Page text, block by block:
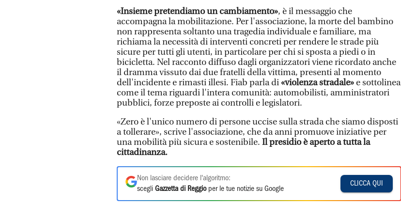
«Insieme pretendiamo un cambiamento», è il messaggio che
accompagna la mobilitazione. Per l'associazione, la morte del bambino
non rappresenta soltanto una tragedia individuale e familiare, ma
richiama la necessità di interventi concreti per rendere le strade più
sicure per tutti gli utenti, in particolare per chi si sposta a piedi o in
bicicletta. Nel racconto diffuso dagli organizzatori viene ricordato anche
il dramma vissuto dai due fratelli della vittima, presenti al momento
dell'incidente e rimasti illesi. Fiab parla di«violenza stradale» e sottolinea
come il tema riguardi l'intera comunità: automobilisti, amministratori
pubblici, forze preposte ai controlli e legislatori.
«Zero è l'unico numero di persone uccise sulla strada che siamo disposti
a tollerare», scrive l'associazione, che da anni promuove iniziative per
una mobilità più sicura e sostenibile. Il presidio è aperto a tutta la
cittadinanza.
Non lasciare decidere l'algoritmo:
scegli Gazzetta di Reggioper le tue notizie su Google
CLICCA QUI